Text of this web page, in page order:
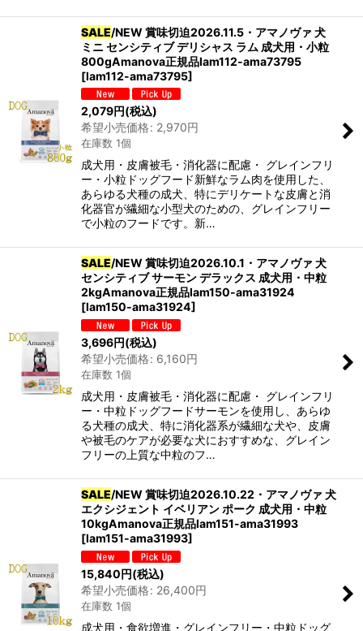
SALE/NEW 賞味切迫2026.11.5・アマノヴァ 犬
ミニ センシティブ デリシャス ラム 成犬用・小粒
800gAmanova正規品lam112-ama73795
[lam112-ama73795]
2,079円(税込)
希望小売価格: 2,970円
在庫数 1個
成犬用・皮膚被毛・消化器に配慮・ グレインフリ
ー・小粒ドッグフード新鮮なラム肉を使用した、
あらゆる犬種の成犬、特にデリケートな皮膚と消
化器官が繊細な小型犬のための、グレインフリー
で小粒のフードです。新…
SALE/NEW 賞味切迫2026.10.1・アマノヴァ 犬
センシティブ サーモン デラックス 成犬用・中粒
2kgAmanova正規品lam150-ama31924
[lam150-ama31924]
3,696円(税込)
希望小売価格: 6,160円
在庫数 1個
成犬用・皮膚被毛・消化器に配慮・ グレインフリ
ー・中粒ドッグフードサーモンを使用し、あらゆ
る犬種の成犬、特に消化器系が繊細な犬や、皮膚
や被毛のケアが必要な犬におすすめな、グレイン
フリーの上質な中粒のフ…
SALE/NEW 賞味切迫2026.10.22・アマノヴァ 犬
エクシジェント イベリアン ポーク 成犬用・中粒
10kgAmanova正規品lam151-ama31993
[lam151-ama31993]
15,840円(税込)
希望小売価格: 26,400円
在庫数 1個
成犬用・食欲増進・グレインフリー・中粒ドッグ